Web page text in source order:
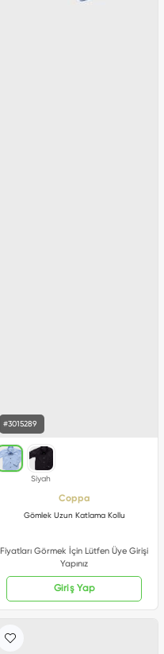
#3015289
Coppa
Gömlek Uzun Katlama Kollu
Fiyatları Görmek İçin Lütfen Üye Girişi
Yapınız
Giriş Yap